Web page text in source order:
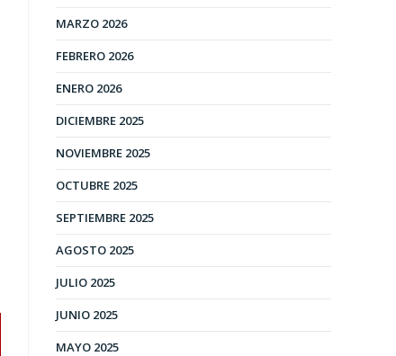
MARZO 2026
FEBRERO 2026
ENERO 2026
DICIEMBRE 2025
NOVIEMBRE 2025
OCTUBRE 2025
SEPTIEMBRE 2025
AGOSTO 2025
JULIO 2025
JUNIO 2025
MAYO 2025